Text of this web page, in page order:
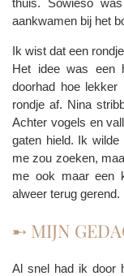
thuis. Sowieso
aankwamen bij het
Ik wist dat een
Het idee was een
doorhad hoe
rondje af. Nina
Achter vogels en
gaten hield. Ik
me zou zoeken,
me ook maar een
alweer terug gerend.
➸ MIJN
Al snel had ik door